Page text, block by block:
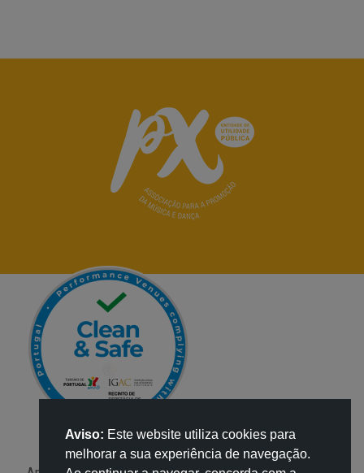
Aviso: Este website utiliza cookies para
melhorar a sua experiência de navegação.